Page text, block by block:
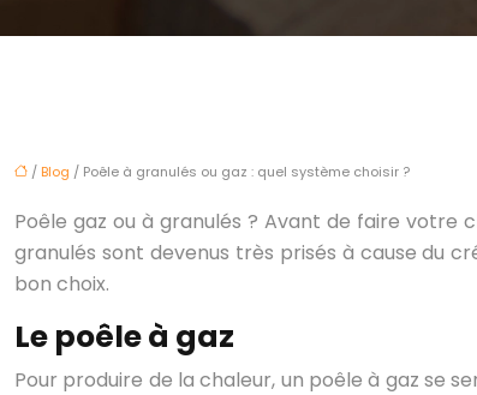
/ Blog / Poêle à granulés ou gaz : quel système choisir ?
Poêle gaz ou à granulés ? Avant de faire votre
granulés sont devenus très prisés à cause du
bon choix.
Le poêle à gaz
Pour produire de la chaleur, un poêle à gaz se